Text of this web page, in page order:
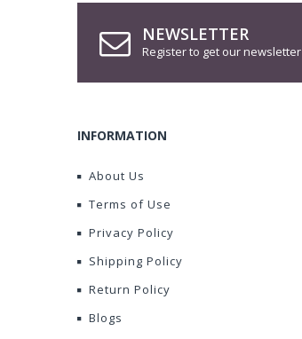
NEWSLETTER
Register to get our newsletter
INFORMATION
About Us
Terms of Use
Privacy Policy
Shipping Policy
Return Policy
Blogs